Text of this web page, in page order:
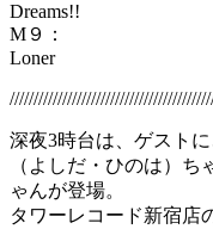
M９：
深夜3時台は、ゲスト
（よしだ・ひのは）
ゃんが登場。
タワーレコード新宿店